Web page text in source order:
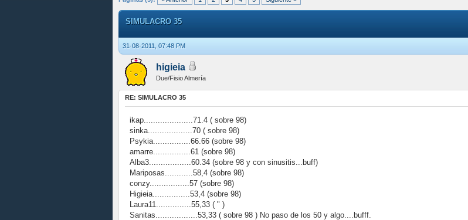
SIMULACRO 35
31-08-2011, 07:48 PM
higieia
Due/Fisio Almería
RE: SIMULACRO 35
ikap.....................71.4 ( sobre 98)
sinka...................70 ( sobre 98)
Psykia................66.66 (sobre 98)
amarre................61 (sobre 98)
Alba3..................60.34 (sobre 98 y con sinusitis...buff)
Mariposas............58,4 (sobre 98)
conzy.................57 (sobre 98)
Higieia................53,4 (sobre 98)
Laura11...............55,33 ( " )
Sanitas..................53,33 ( sobre 98 ) No paso de los 50 y algo....bufff.